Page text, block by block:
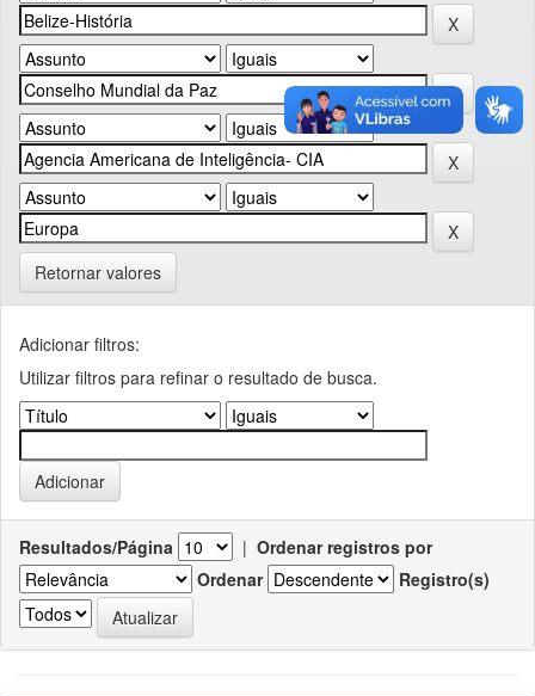
Retornar valores
Adicionar filtros:
Utilizar filtros para refinar o resultado de busca.
Resultados/Página | Ordenar registros por
Ordenar
Registro(s)